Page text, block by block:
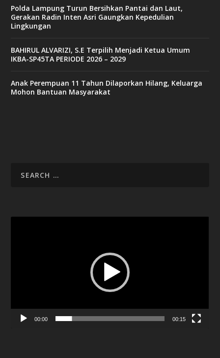
Polda Lampung Turun Bersihkan Pantai dan Laut,
Gerakan Radin Inten Asri Gaungkan Kepedulian
Lingkungan
BAHIRUL ALVARIZI, S.E Terpilih Menjadi Ketua Umum
IKBA-SP45TA PERIODE 2026 – 2029
Anak Perempuan 11 Tahun Dilaporkan Hilang, Keluarga
Mohon Bantuan Masyarakat
00:00 00:15